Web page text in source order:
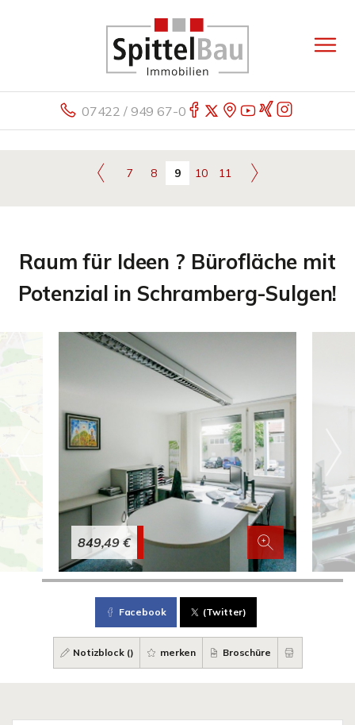
07422 / 949 67-0
7 8 9 10 11
Raum für Ideen ? Bürofläche mit
Potenzial in Schramberg-Sulgen!
849,49 €
Facebook (Twitter)
Notizblock () merken Broschüre